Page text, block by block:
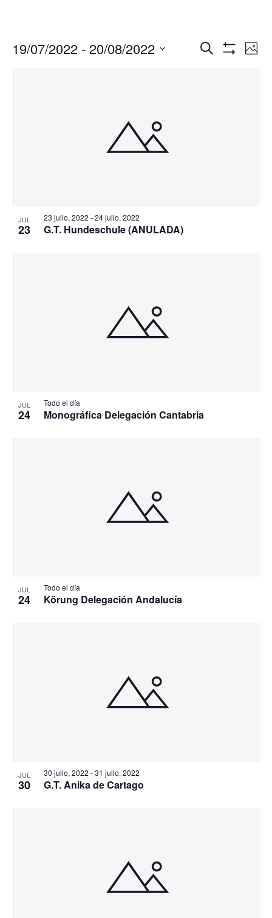
Buscar
de
Foto
19/07/2022 - 20/08/2022
JUL
23
23 julio, 2022 -24 julio, 2022
G.T. Hundeschule (ANULADA)
JUL
24
Todo el día
Monográfica Delegación Cantabria
JUL
24
Todo el día
Körung Delegación Andalucía
JUL
30
30 julio, 2022 -31 julio, 2022
G.T. Anika de Cartago